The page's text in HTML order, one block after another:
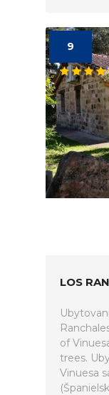
9
LOS
of
trees.
Vinuesa